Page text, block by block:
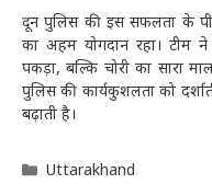
दून पुलिस की इस सफलता के
का अहम योगदान रहा। टीम
पकड़ा, बल्कि चोरी का सारा
पुलिस की कार्यकुशलता को
बढ़ाती है।
Categories
Uttarakhand